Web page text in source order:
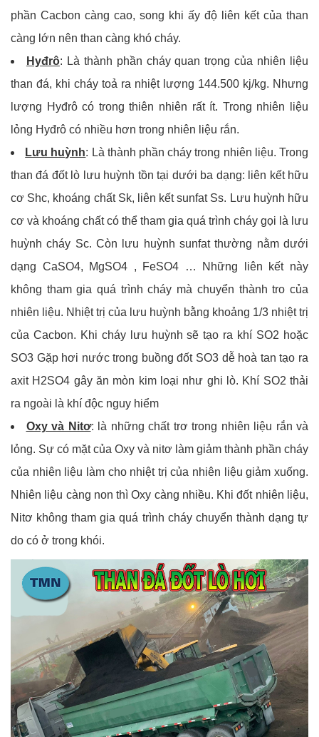
phần Cacbon càng cao, song khi ấy độ liên kết của than
càng lớn nên than càng khó cháy.
Hyđrô: Là thành phần cháy quan trọng của nhiên liệu
than đá, khi cháy toả ra nhiệt lượng 144.500 kj/kg. Nhưng
lượng Hyđrô có trong thiên nhiên rất ít. Trong nhiên liệu
lỏng Hyđrô có nhiều hơn trong nhiên liệu rắn.
Lưu huỳnh: Là thành phần cháy trong nhiên liệu. Trong
than đá đốt lò lưu huỳnh tồn tại dưới ba dạng: liên kết hữu
cơ Shc, khoáng chất Sk, liên kết sunfat Ss. Lưu huỳnh hữu
cơ và khoáng chất có thể tham gia quá trình cháy gọi là lưu
huỳnh cháy Sc. Còn lưu huỳnh sunfat thường nằm dưới
dạng CaSO4, MgSO4 , FeSO4 … Những liên kết này
không tham gia quá trình cháy mà chuyển thành tro của
nhiên liệu. Nhiệt trị của lưu huỳnh bằng khoảng 1/3 nhiệt trị
của Cacbon. Khi cháy lưu huỳnh sẽ tạo ra khí SO2 hoặc
SO3 Gặp hơi nước trong buồng đốt SO3 dễ hoà tan tạo ra
axit H2SO4 gây ăn mòn kim loại như ghi lò. Khí SO2 thải
ra ngoài là khí độc nguy hiểm
Oxy và Nitơ: là những chất trơ trong nhiên liệu rắn và
lỏng. Sự có mặt của Oxy và nitơ làm giảm thành phần cháy
của nhiên liệu làm cho nhiệt trị của nhiên liệu giảm xuống.
Nhiên liệu càng non thì Oxy càng nhiều. Khi đốt nhiên liệu,
Nitơ không tham gia quá trình cháy chuyển thành dạng tự
do có ở trong khói.